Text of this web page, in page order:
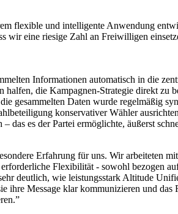
flexible und intelligente Anwendung
wir eine riesige Zahl an Freiwilligen
Informationen automatisch in die
die Kampagnen-Strategie direkt
gesammelten Daten wurde regelmäßig
konservativer Wähler
es der Partei ermöglichte, äußerst
Erfahrung für uns. Wir arbeiteten
Flexibilität - sowohl bezogen
deutlich, wie leistungsstark Altitude
Message klar kommunizieren und das